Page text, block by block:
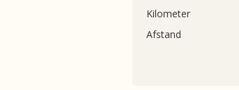
Kilometer
Afstand